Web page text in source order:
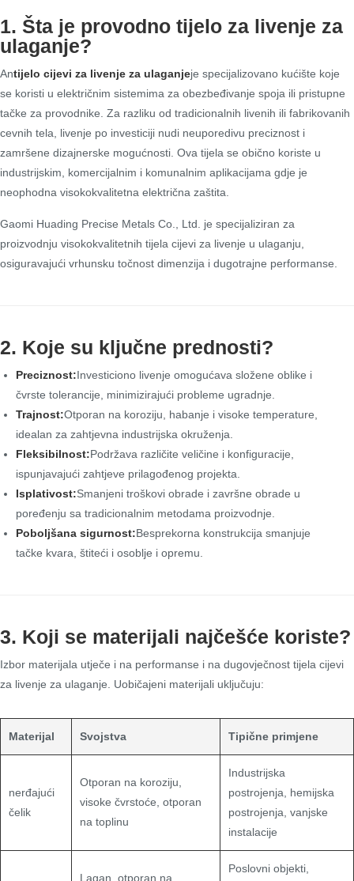
1. Šta je provodno tijelo za livenje za
ulaganje?
Antijelo cijevi za livenje za ulaganjeje specijalizovano kućište koje
se koristi u električnim sistemima za obezbeđivanje spoja ili pristupne
tačke za provodnike. Za razliku od tradicionalnih livenih ili fabrikovanih
cevnih tela, livenje po investiciji nudi neuporedivu preciznost i
zamršene dizajnerske mogućnosti. Ova tijela se obično koriste u
industrijskim, komercijalnim i komunalnim aplikacijama gdje je
neophodna visokokvalitetna električna zaštita.
Gaomi Huading Precise Metals Co., Ltd. je specijaliziran za
proizvodnju visokokvalitetnih tijela cijevi za livenje u ulaganju,
osiguravajući vrhunsku točnost dimenzija i dugotrajne performanse.
2. Koje su ključne prednosti?
Preciznost:Investiciono livenje omogućava složene oblike i
čvrste tolerancije, minimizirajući probleme ugradnje.
Trajnost:Otporan na koroziju, habanje i visoke temperature,
idealan za zahtjevna industrijska okruženja.
Fleksibilnost:Podržava različite veličine i konfiguracije,
ispunjavajući zahtjeve prilagođenog projekta.
Isplativost:Smanjeni troškovi obrade i završne obrade u
poređenju sa tradicionalnim metodama proizvodnje.
Poboljšana sigurnost:Besprekorna konstrukcija smanjuje
tačke kvara, štiteći i osoblje i opremu.
3. Koji se materijali najčešće koriste?
Izbor materijala utječe i na performanse i na dugovječnost tijela cijevi
za livenje za ulaganje. Uobičajeni materijali uključuju:
Materijal Svojstva Tipične primjene
nerđajući
čelik
Otporan na koroziju,
visoke čvrstoće, otporan
na toplinu
Industrijska
postrojenja, hemijska
postrojenja, vanjske
instalacije
Lagan, otporan na
Poslovni objekti,